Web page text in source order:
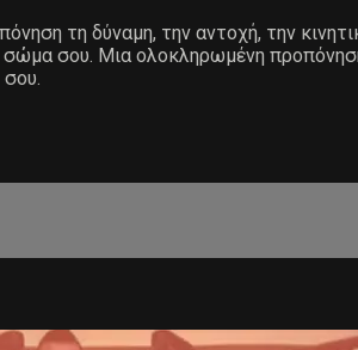
τη δύναμη, την αντοχή, την
σου. Μια ολοκληρωμένη